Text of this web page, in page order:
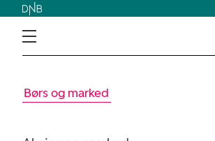
Børs og marked